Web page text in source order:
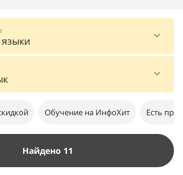
Обучение на ИнфоХит Есть
Найдено 11